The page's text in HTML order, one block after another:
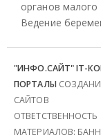
органов малого
Ведение
"ИНФО.САЙТ" IT-
ПОРТАЛЫ
САЙТОВ
МАТЕРИАЛОВ: